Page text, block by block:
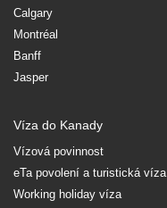
Calgary
Montréal
Banff
Jasper
Víza do Kanady
Vízová povinnost
eTa povolení a turistická víza
Working holiday víza